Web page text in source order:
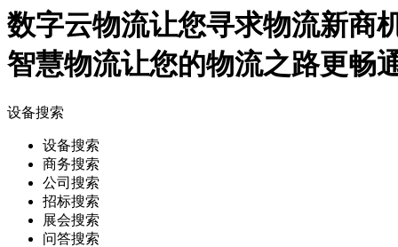
数字云物流让您寻求物流新商
智慧物流让您的物流之路更畅
设备搜索
设备搜索
商务搜索
公司搜索
招标搜索
展会搜索
问答搜索